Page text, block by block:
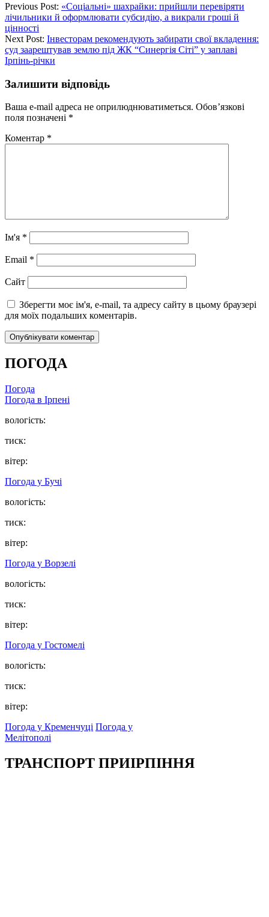
Previous Post: «Соціальні» шахрайки: прийшли перевіряти
лічильники й оформлювати субсидію, а викрали гроші й
цінності
Next Post: Інвесторам рекомендують забирати свої вкладення:
суд заарештував землю під ЖК “Синергія Сіті” у заплаві
Ірпінь-річки
Залишити відповідь
Ваша e-mail адреса не оприлюднюватиметься. Обов’язкові
поля позначені *
Коментар *
Ім'я *
Email *
Сайт
Зберегти моє ім'я, e-mail, та адресу сайту в цьому браузері
для моїх подальших коментарів.
ПОГОДА
Погода
Погода в Ірпені
вологість:
тиск:
вітер:
Погода у Бучі
вологість:
тиск:
вітер:
Погода у Ворзелі
вологість:
тиск:
вітер:
Погода у Гостомелі
вологість:
тиск:
вітер:
Погода у Кременчуці Погода у
Мелітополі
ТРАНСПОРТ ПРИІРПІННЯ